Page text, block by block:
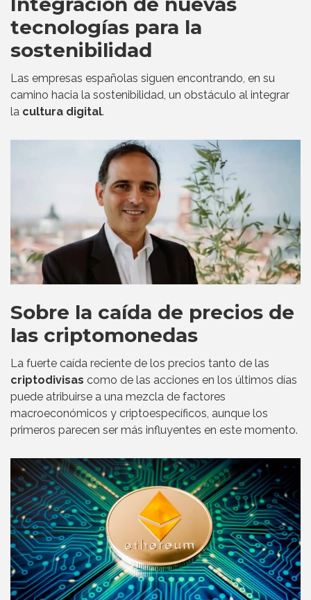
tecnologías para la
sostenibilidad
Las empresas españolas siguen encontrando, en su
camino hacia la sostenibilidad, un obstáculo al integrar
la cultura digital.
Sobre la caída de precios de
las criptomonedas
La fuerte caída reciente de los precios tanto de las
criptodivisas como de las acciones en los últimos días
puede atribuirse a una mezcla de factores
macroeconómicos y criptoespecíficos, aunque los
primeros parecen ser más influyentes en este momento.